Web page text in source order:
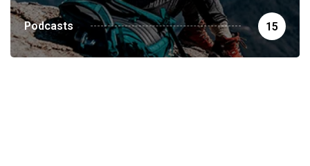
Podcasts 15